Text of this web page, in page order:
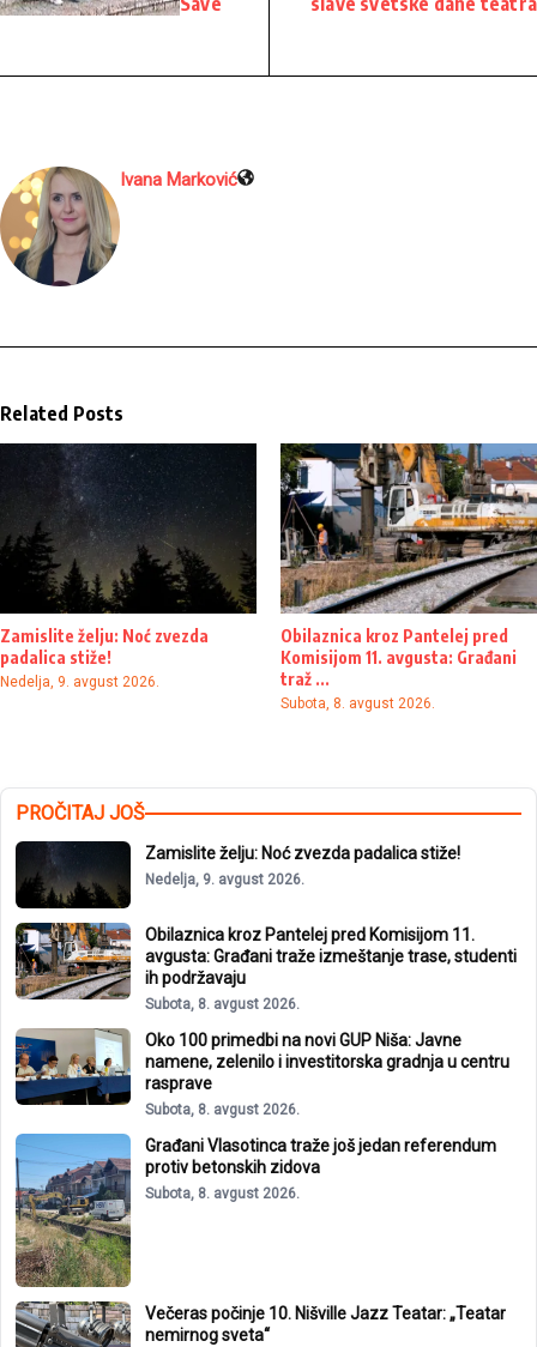
Ivana Marković
Related Posts
Zamislite želju: Noć zvezda
padalica stiže!
Nedelja, 9. avgust 2026.
Obilaznica kroz Pantelej pred
Komisijom 11. avgusta: Građani
traž ...
Subota, 8. avgust 2026.
PROČITAJ JOŠ
Zamislite želju: Noć zvezda padalica stiže!
Nedelja, 9. avgust 2026.
Obilaznica kroz Pantelej pred Komisijom 11.
avgusta: Građani traže izmeštanje trase, studenti
ih podržavaju
Subota, 8. avgust 2026.
Oko 100 primedbi na novi GUP Niša: Javne
namene, zelenilo i investitorska gradnja u centru
rasprave
Subota, 8. avgust 2026.
Građani Vlasotinca traže još jedan referendum
protiv betonskih zidova
Subota, 8. avgust 2026.
Večeras počinje 10. Nišville Jazz Teatar: „Teatar
nemirnog sveta“